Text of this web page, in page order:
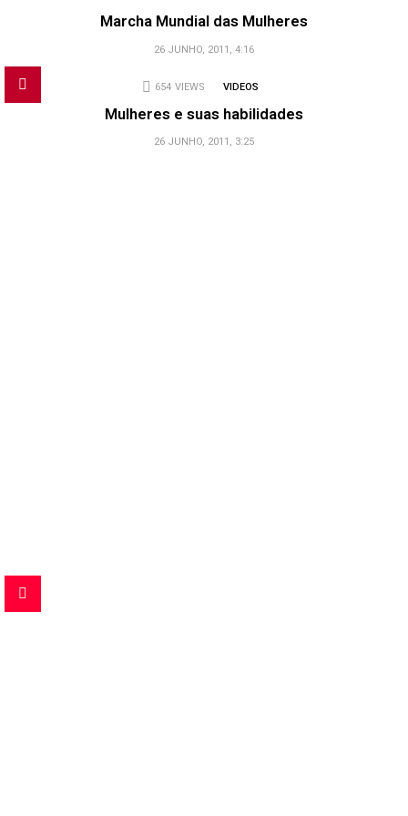
Marcha Mundial das Mulheres
26 JUNHO, 2011, 4:16
654 VIEWS VIDEOS
Mulheres e suas habilidades
26 JUNHO, 2011, 3:25